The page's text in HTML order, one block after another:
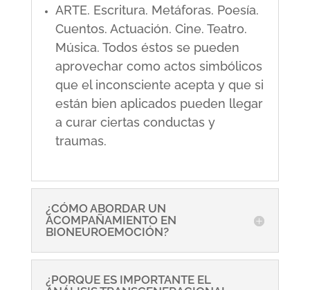
ARTE. Escritura. Metáforas. Poesía.
Cuentos. Actuación. Cine. Teatro.
Música. Todos éstos se pueden
aprovechar como actos simbólicos
que el inconsciente acepta y que si
están bien aplicados pueden llegar
a curar ciertas conductas y
traumas.
¿CÓMO ABORDAR UN
ACOMPAÑAMIENTO EN
BIONEUROEMOCIÓN?
¿PORQUE ES IMPORTANTE EL